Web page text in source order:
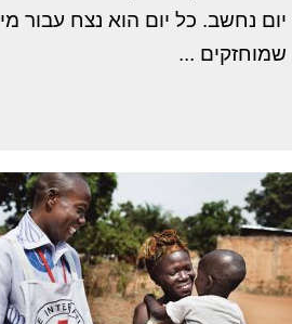
יום נחשב. כל יום הוא נצח עבור מי
שמוחזקים ...